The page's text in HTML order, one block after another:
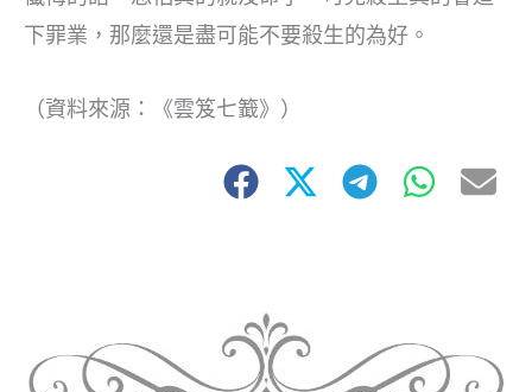
下罪業，那麼還是盡可能不要殺生的為好。
（資料來源：《雲笈七籖》）